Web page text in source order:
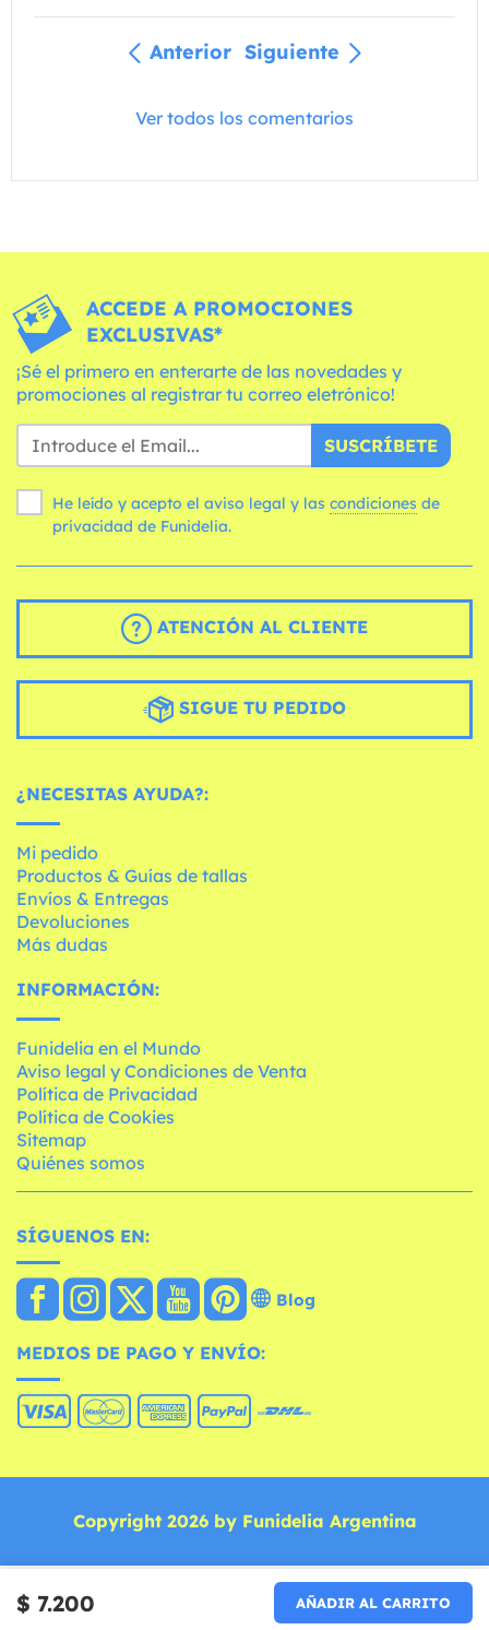
$ 7.200 AÑADIR AL CARRITO
Anterior Siguiente
Ver todos los comentarios
ACCEDE A PROMOCIONES
EXCLUSIVAS*
¡Sé el primero en enterarte de las novedades y
promociones al registrar tu correo eletrónico!
SUSCRÍBETE
He leído y acepto el aviso legal y las condiciones
privacidad de Funidelia.
ATENCIÓN AL CLIENTE
SIGUE TU PEDIDO
¿NECESITAS AYUDA?:
Mi pedido
Productos & Guías de tallas
Envíos & Entregas
Devoluciones
Más dudas
INFORMACIÓN:
Funidelia en el Mundo
Aviso legal y Condiciones de Venta
Política de Privacidad
Política de Cookies
Sitemap
Quiénes somos
SÍGUENOS EN:
Blog
MEDIOS DE PAGO Y ENVÍO:
Copyright 2026 by Funidelia Argentina